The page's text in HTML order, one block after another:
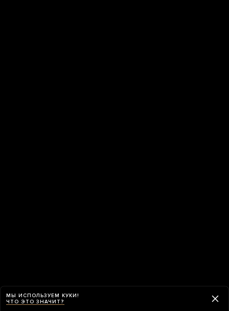
МЫ ИСПОЛЬЗУЕМ КУКИ!
ЧТО ЭТО ЗНАЧИТ?